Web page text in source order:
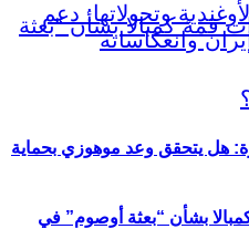
بشأن “بعثة أوصوم” في
هل يتحقق وعد موهوزي بحماية